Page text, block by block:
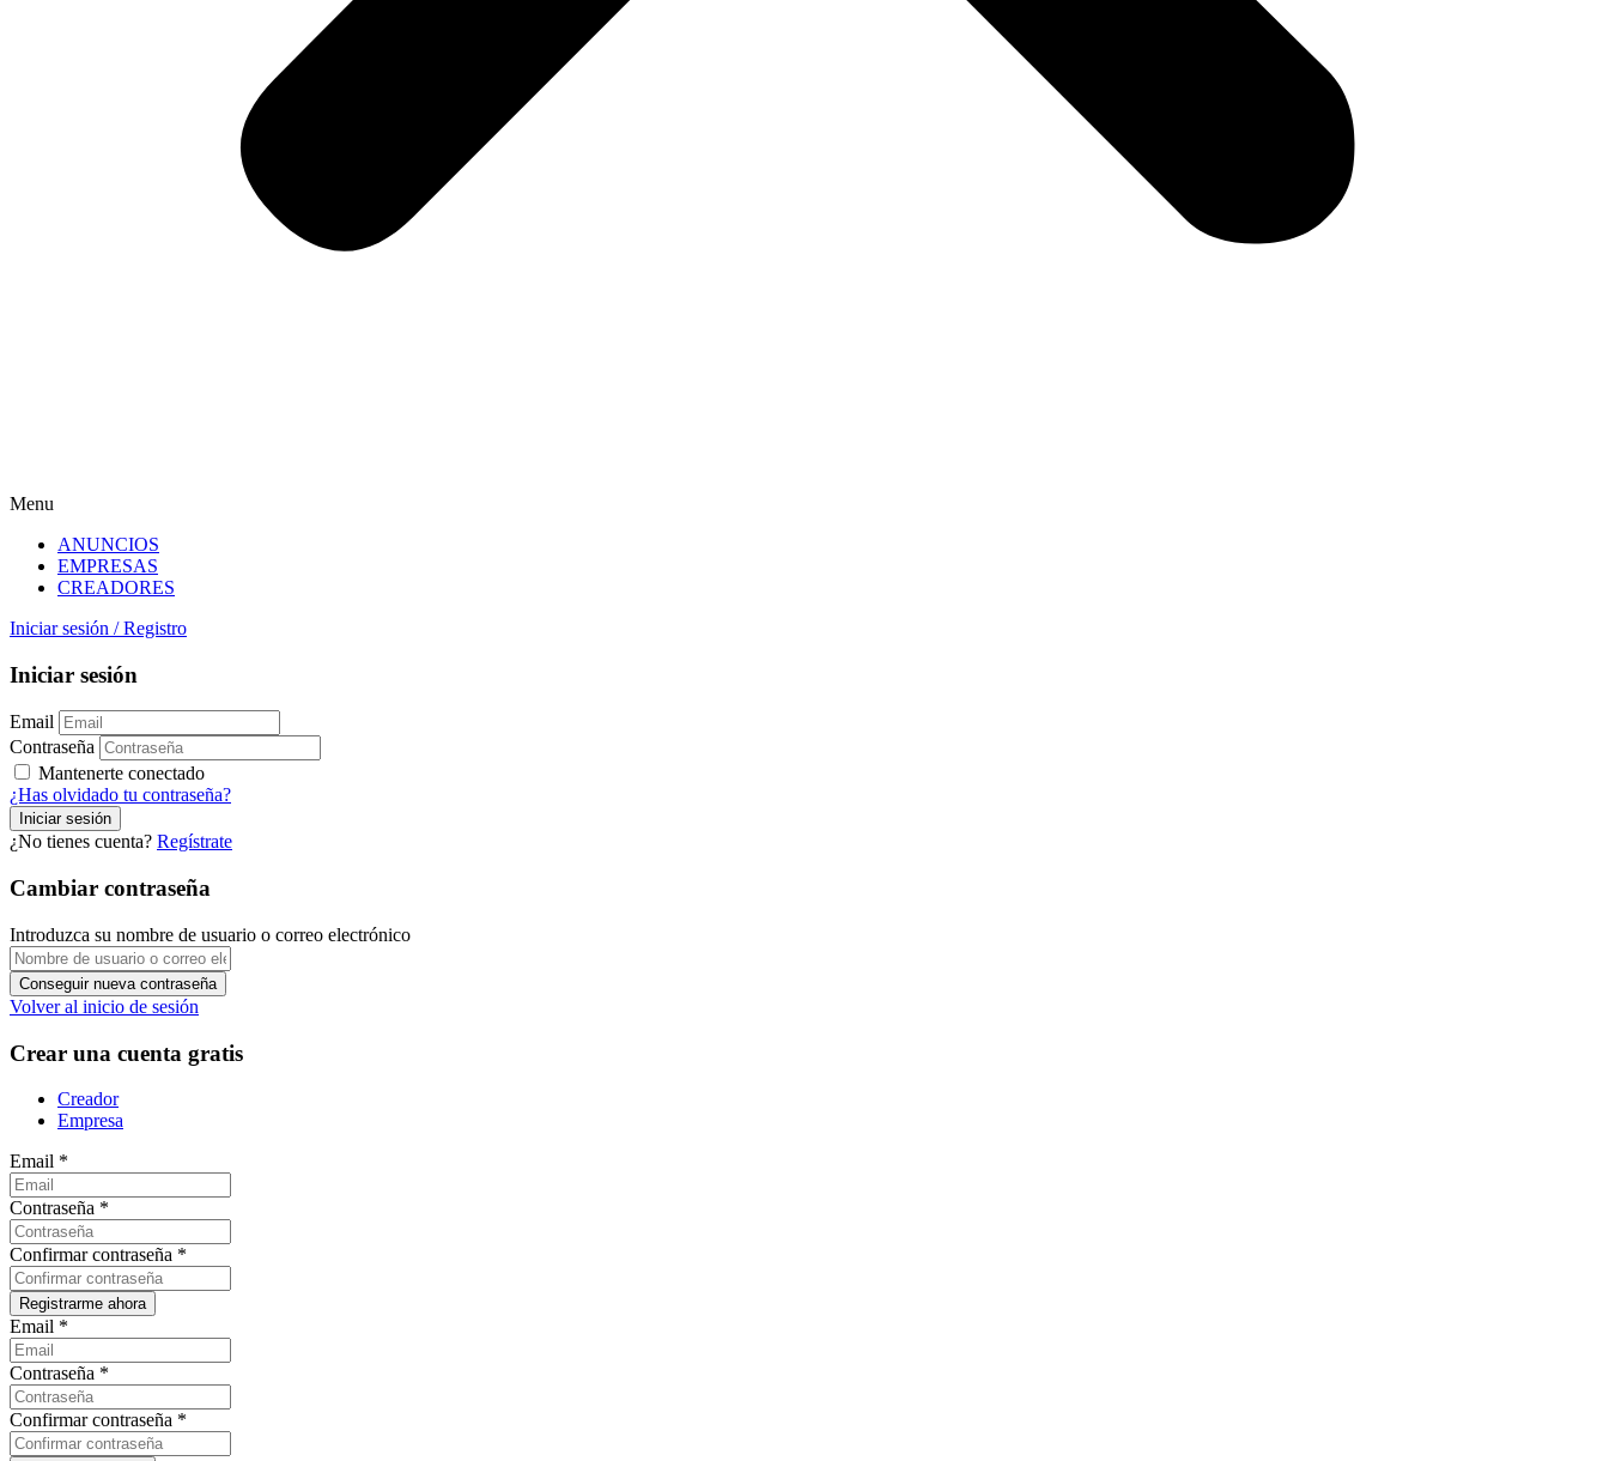
Menu
ANUNCIOS
EMPRESAS
CREADORES
Iniciar sesión / Registro
Iniciar sesión
Email
Contraseña
Mantenerte conectado
¿Has olvidado tu contraseña?
¿No tienes cuenta? Regístrate
Cambiar contraseña
Introduzca su nombre de usuario o correo electrónico
Volver al inicio de sesión
Crear una cuenta gratis
Creador
Empresa
Email *
Contraseña *
Confirmar contraseña *
Email *
Contraseña *
Confirmar contraseña *